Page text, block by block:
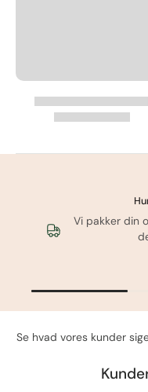
Vi pakker din
Se hvad vores kunder